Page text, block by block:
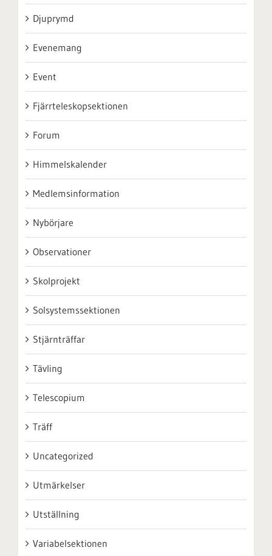
Djuprymd
Evenemang
Event
Fjärrteleskopsektionen
Forum
Himmelskalender
Medlemsinformation
Nybörjare
Observationer
Skolprojekt
Solsystemssektionen
Stjärnträffar
Tävling
Telescopium
Träff
Uncategorized
Utmärkelser
Utställning
Variabelsektionen